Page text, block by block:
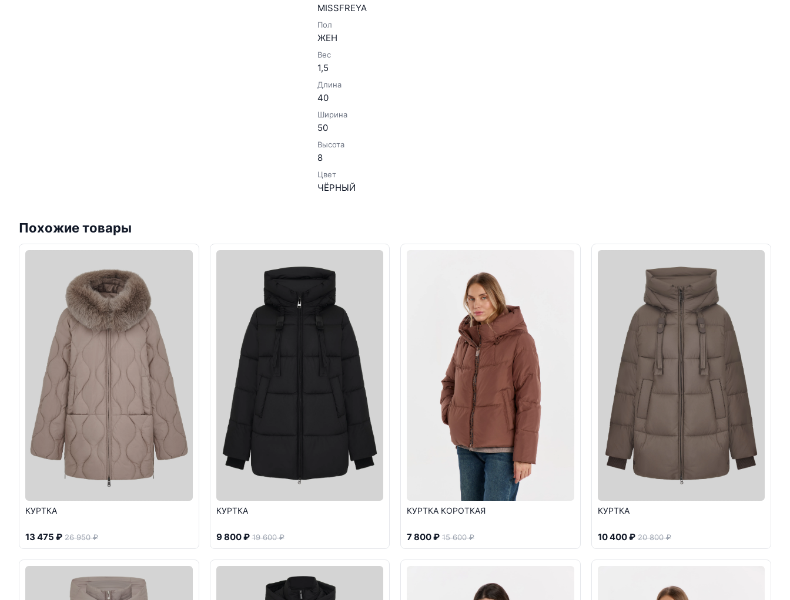
MISSFREYA
Пол
ЖЕН
Вес
1,5
Длина
40
Ширина
50
Высота
8
Цвет
ЧЁРНЫЙ
Похожие товары
КУРТКА
13 475 ₽ 26 950 ₽
КУРТКА
9 800 ₽ 19 600 ₽
КУРТКА КОРОТКАЯ
7 800 ₽ 15 600 ₽
КУРТКА
10 400 ₽ 20 800 ₽